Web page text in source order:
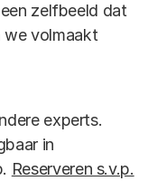
zelfbeeld dat
we volmaakt
experts.
in
Reserveren s.v.p.